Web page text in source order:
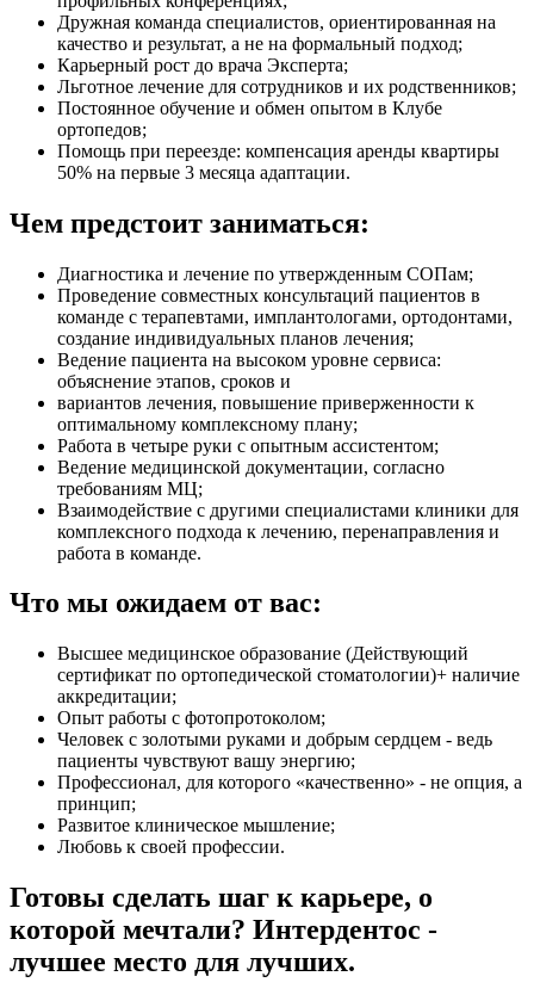
Дружная команда специалистов, ориентированная на
качество и результат, а не на формальный подход;
Карьерный рост до врача Эксперта;
Льготное лечение для сотрудников и их родственников;
Постоянное обучение и обмен опытом в Клубе
ортопедов;
Помощь при переезде: компенсация аренды квартиры
50% на первые 3 месяца адаптации.
Чем предстоит заниматься:
Диагностика и лечение по утвержденным СОПам;
Проведение совместных консультаций пациентов в
команде с терапевтами, имплантологами, ортодонтами,
создание индивидуальных планов лечения;
Ведение пациента на высоком уровне сервиса:
объяснение этапов, сроков и
вариантов лечения, повышение приверженности к
оптимальному комплексному плану;
Работа в четыре руки с опытным ассистентом;
Ведение медицинской документации, согласно
требованиям МЦ;
Взаимодействие с другими специалистами клиники для
комплексного подхода к лечению, перенаправления и
работа в команде.
Что мы ожидаем от вас:
Высшее медицинское образование (Действующий
сертификат по ортопедической стоматологии)+ наличие
аккредитации;
Опыт работы с фотопротоколом;
Человек с золотыми руками и добрым сердцем - ведь
пациенты чувствуют вашу энергию;
Профессионал, для которого «качественно» - не опция, а
принцип;
Развитое клиническое мышление;
Любовь к своей профессии.
Готовы сделать шаг к карьере, о
которой мечтали? Интердентос -
лучшее место для лучших.